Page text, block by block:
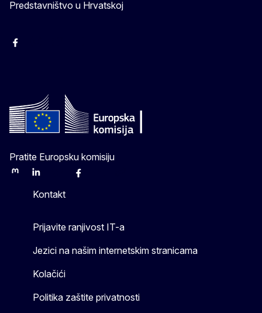
Predstavništvo u Hrvatskoj
Facebook
Pratite Europsku komisiju
MastodonLinkedInBlueskyFacebook
Kontakt
Prijavite ranjivost IT-a
Jezici na našim internetskim stranicama
Kolačići
Politika zaštite privatnosti